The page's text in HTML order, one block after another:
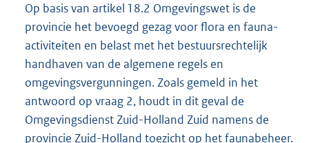
Op basis van artikel 18.2 Omgevingswet is de
provincie het bevoegd gezag voor flora en fauna-
activiteiten en belast met het bestuursrechtelijk
handhaven van de algemene regels en
omgevingsvergunningen. Zoals gemeld in het
antwoord op vraag 2, houdt in dit geval de
Omgevingsdienst Zuid-Holland Zuid namens de
provincie Zuid-Holland toezicht op het faunabeheer.